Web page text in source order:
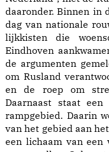
daaronder. Binnen in
dag van nationale
lijkkisten die
Eindhoven
de argumenten
om Rusland
en de roep om
Daarnaast staat
rampgebied. Daarin
van het gebied aan
een lichaam van een